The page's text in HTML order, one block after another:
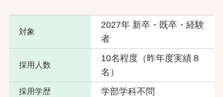
文字の見えづらさや操作にお困りの方へ
対象
2027年 新卒・既卒・経験
者
採用人数
10名程度（昨年度実績８
名）
採用学歴 学部学科不問